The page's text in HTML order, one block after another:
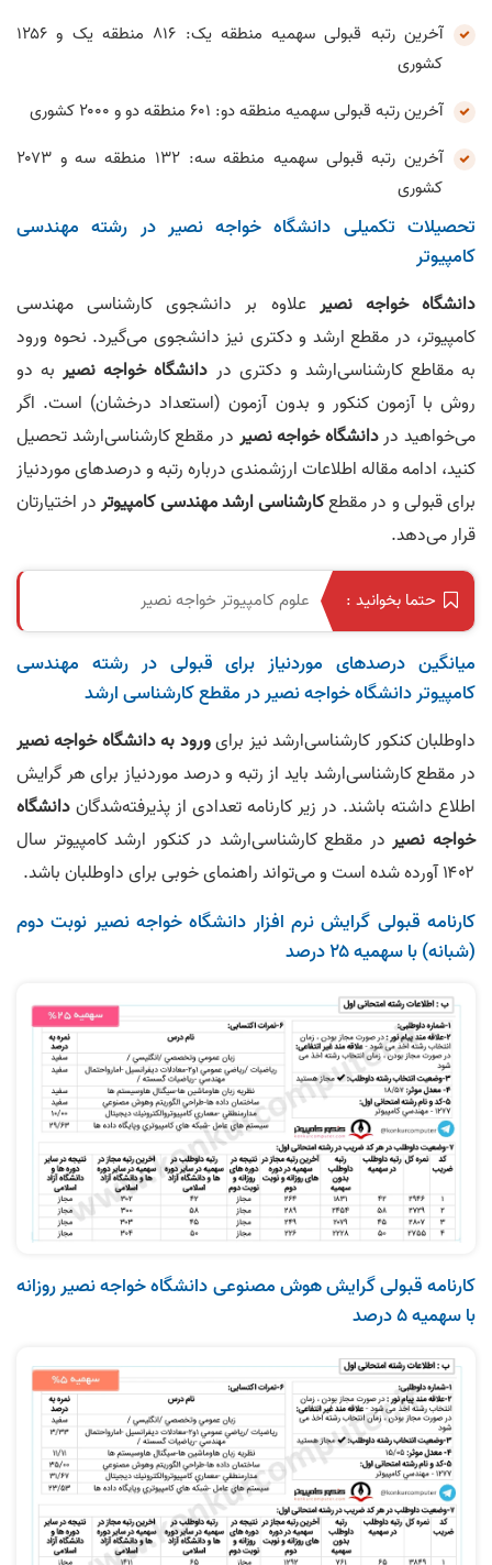
آخرین رتبه قبولی سهمیه منطقه یک: ۸۱۶ منطقه یک و ۱۲۵۶
کشوری
آخرین رتبه قبولی سهمیه منطقه دو: ۶۰۱ منطقه دو و ۲۰۰۰ کشوری
آخرین رتبه قبولی سهمیه منطقه سه: ۱۳۲ منطقه سه و ۲۰۷۳
کشوری
تحصیلات تکمیلی دانشگاه خواجه‌ نصیر در رشته مهندسی
کامپیوتر
دانشگاه خواجه‌ نصیر علاوه بر دانشجوی کارشناسی مهندسی
کامپیوتر، در مقطع ارشد و دکتری نیز دانشجوی می‌گیرد. نحوه ورود
به مقاطع کارشناسی‌ارشد و دکتری در دانشگاه خواجه‌ نصیربه دو
روش با آزمون کنکور و بدون آزمون (استعداد درخشان) است. اگر
می‌خواهید دردانشگاه خواجه‌ نصیر در مقطع کارشناسی‌ارشد تحصیل
کنید، ادامه مقاله اطلاعات ارزشمندی درباره رتبه و درصد‌های موردنیاز
برای قبولی و در مقطعکارشناسی‌ ارشد مهندسی کامپیوتردر اختیارتان
قرار می‌دهد.
حتما بخوانید : علوم کامپیوتر خواجه نصیر
میانگین درصدهای موردنیاز برای قبولی در رشته مهندسی
کامپیوتر دانشگاه خواجه‌ نصیر در مقطع کارشناسی‌ ارشد
داوطلبان کنکور کارشناسی‌ارشد نیز برایورود به دانشگاه خواجه‌ نصیر
در مقطع کارشناسی‌ارشد باید از رتبه‌ و درصد موردنیاز برای هر گرایش
اطلاع داشته باشند. در زیر کارنامه تعدادی از پذیرفته‌شدگاندانشگاه
خواجه‌ نصیردر مقطع کارشناسی‌ارشد در کنکور ارشد کامپیوتر سال
۱۴۰۲ آورده شده است و می‌تواند راهنمای خوبی برای داوطلبان باشد.
کارنامه قبولی گرایش نرم‌ افزار دانشگاه خواجه‌ نصیر نوبت دوم
(شبانه) با سهمیه ۲۵ درصد
کارنامه قبولی گرایش هوش مصنوعی دانشگاه خواجه‌ نصیر روزانه
با سهمیه ۵ درصد